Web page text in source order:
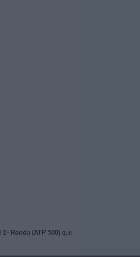
1ª Ronda (ATP 500)que